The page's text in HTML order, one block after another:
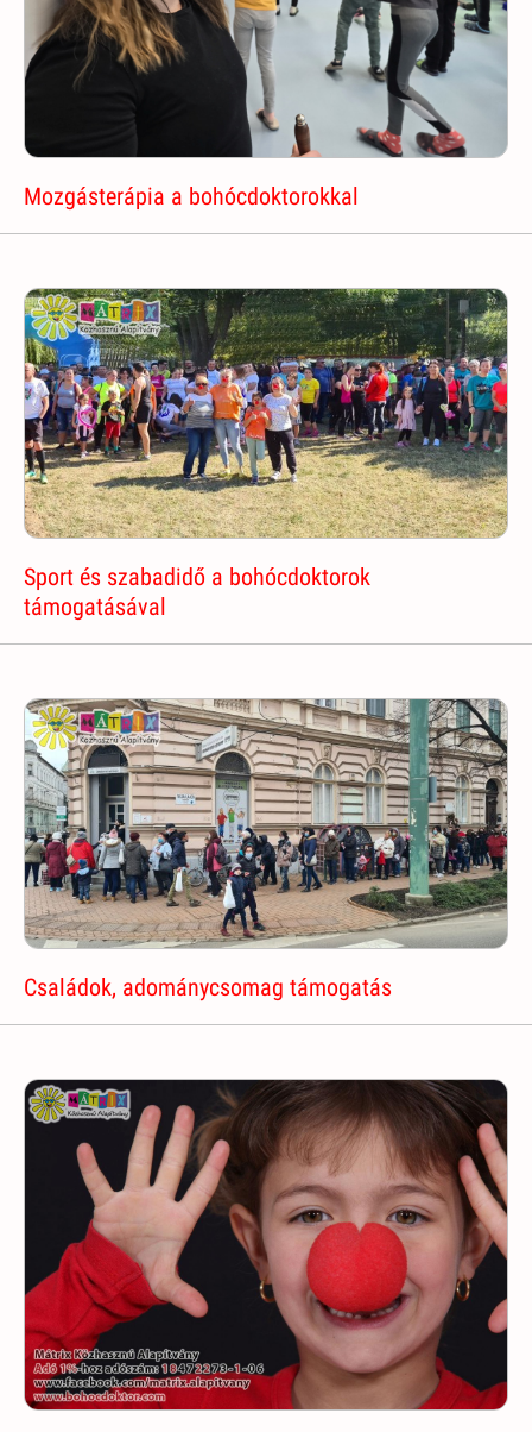
Mozgásterápia a bohócdoktorokkal
Sport és szabadidő a bohócdoktorok
támogatásával
Családok, adománycsomag támogatás